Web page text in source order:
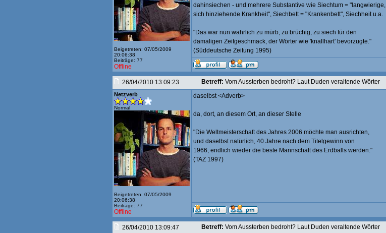
Beigetreten: 07/05/2009
20:06:38
Beiträge: 77
Offline
dahinsiechen - und mehrere Substantive wie Siechtum = "langwierige,
sich hinziehende Krankheit", Siechbett = "Krankenbett", Siechheit u.a.
"Das war nun wahrlich zu mürb, zu brüchig, zu siech für den
damaligen Zeitgeschmack, der Wörter wie 'knallhart' bevorzugte."
(Süddeutsche Zeitung 1995)
26/04/2010 13:09:23 Betreff: Vom Aussterben bedroht? Laut Duden veraltende Wörter
Netzverb
Normal
Beigetreten: 07/05/2009
20:06:38
Beiträge: 77
Offline
daselbst <Adverb>
da, dort, an diesem Ort, an dieser Stelle
"Die Weltmeisterschaft des Jahres 2006 möchte man ausrichten,
und daselbst natürlich, 40 Jahre nach dem Titelgewinn von
1966, endlich wieder die beste Mannschaft des Erdballs werden."
(TAZ 1997)
26/04/2010 13:09:47 Betreff: Vom Aussterben bedroht? Laut Duden veraltende Wörter